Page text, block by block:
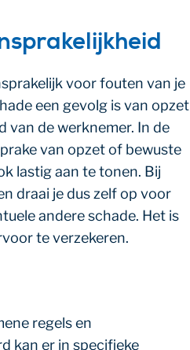
voor fouten van je
een gevolg is van opzet
van de werknemer. In de
van opzet of bewuste
lastig aan te tonen. Bij
draai je dus zelf op voor
andere schade. Het is
te verzekeren.
regels en
kan er in specifieke